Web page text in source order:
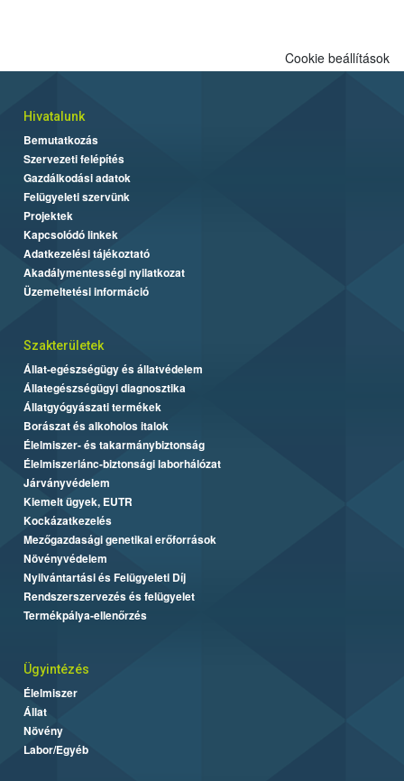
Cookie beállítások
Hivatalunk
Bemutatkozás
Szervezeti felépítés
Gazdálkodási adatok
Felügyeleti szervünk
Projektek
Kapcsolódó linkek
Adatkezelési tájékoztató
Akadálymentességi nyilatkozat
Üzemeltetési információ
Szakterületek
Állat-egészségügy és állatvédelem
Állategészségügyi diagnosztika
Állatgyógyászati termékek
Borászat és alkoholos italok
Élelmiszer- és takarmánybiztonság
Élelmiszerlánc-biztonsági laborhálózat
Járványvédelem
Kiemelt ügyek, EUTR
Kockázatkezelés
Mezőgazdasági genetikai erőforrások
Növényvédelem
Nyilvántartási és Felügyeleti Díj
Rendszerszervezés és felügyelet
Termékpálya-ellenőrzés
Ügyintézés
Élelmiszer
Állat
Növény
Labor/Egyéb